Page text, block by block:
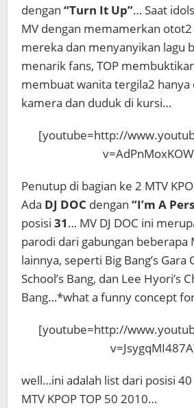
dengan “Turn It Up”… Saat
MV dengan memamerkan otot2
mereka dan menyanyikan lagu
menarik fans, TOP
membuat wanita tergila2
kamera dan duduk di kursi…
[youtube=http://
Penutup di bagian ke 2 MTV
Ada DJ DOC dengan “I’m A
posisi 31… MV DJ DOC ini
parodi dari gabungan beberapa
lainnya, seperti Big Bang’s Gara
School’s Bang, dan Lee Hyori’s
Bang…*what a funny concept
[youtube=http://
well…ini adalah list dari posisi
MTV KPOP TOP 50 2010…